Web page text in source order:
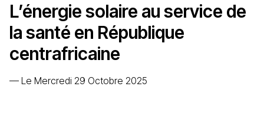
L’énergie solaire au service de
la santé en République
centrafricaine
— Le Mercredi 29 Octobre 2025